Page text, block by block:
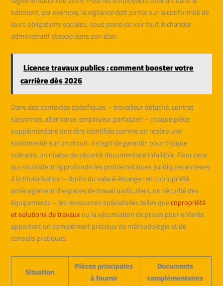
bâtiment, par exemple, la vigilance doit porter sur la conformité de
leurs obligations sociales, sous peine de voir tout le chantier
administratif stoppé dans son élan.
Licence travaux publics : comment booster votre
carrière dès 2026
Dans des contextes spécifiques – travailleur détaché, contrat
saisonnier, alternance, employeur particulier – chaque pièce
supplémentaire doit être identifiée comme on repère une
surintensité sur un circuit : il s’agit de garantir, pour chaque
scénario, un niveau de sécurité documentaire infaillible. Pour ceux
qui souhaitent approfondir les problématiques juridiques annexes
à la titularisation – droits du salarié étranger en copropriété,
aménagement d’espaces de travail particuliers, ou sécurité des
équipements – les ressources spécialisées telles quecopropriété
et solutions de travauxou la sécurisation de prises pour enfants
apportent un complément précieux de méthodologie et de
conseils pratiques.
Situation
Pièces principales
à fournir
Documents
complémentaires